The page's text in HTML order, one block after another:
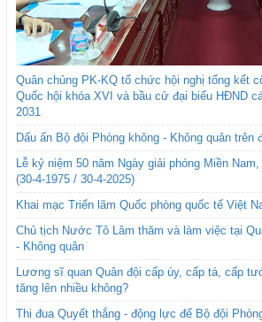
Quân chủng PK-KQ tổ chức hội nghị tổng kết
Quốc hội khóa XVI và bầu cử đại biểu HĐND
2031
Dấu ấn Bộ đội Phòng không - Không quân trên
Lễ kỷ niệm 50 năm Ngày giải phóng Miền
(30-4-1975 / 30-4-2025)
Khai mạc Triển lãm Quốc phòng quốc tế Việt
Chủ tịch Nước Tô Lâm thăm và làm việc tại
- Không quân
Lương sĩ quan Quân đội cấp úy, cấp tá, cấp
tăng lên nhiều không?
Thi đua Quyết thắng - động lực để Bộ đội